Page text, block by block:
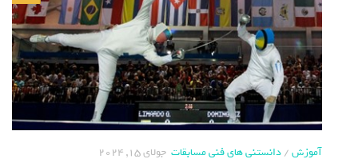
آموزش/دانستنی های فنی مسابقات جولای 15, 2024